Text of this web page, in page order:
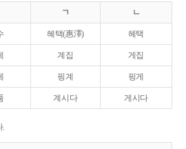
ㄱ ㄴ
혜택(惠澤) 헤택
계집 게집
핑계 핑게
계시다 게시다
.